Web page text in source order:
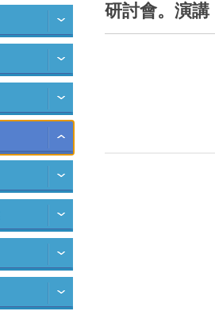
研討會。演講